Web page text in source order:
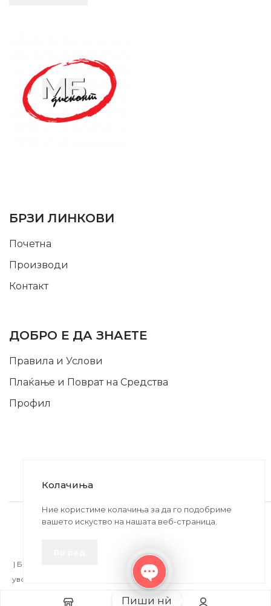
БРЗИ ЛИНКОВИ
Почетна
Производи
Контакт
ДОБРО Е ДА ЗНАЕТЕ
Правила и Услови
Плаќање и Поврат на Средства
Профил
2020-2024 © MB DISKONT. Изработено од
БРАМИТ ДООЕЛ
| БРАЌА МИНКОВИ 57, 2400 СТРУМИЦА | ДПТУ
увоз-извоз Струмица Д.Б.: MK4027005146330 | ЕМБС: 6030530 |
Изберете Опции
Колачиња
Ние користиме колачиња за да го подобриме
вашето искуство на нашата веб-страница.
Пиши нѝ
Open
chaty